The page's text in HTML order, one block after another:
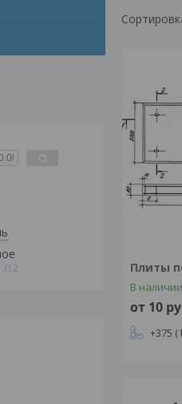
12 Плиты
В наличии
от 10
+375